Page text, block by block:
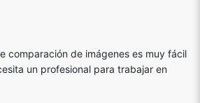
comparación de imágenes es muy fácil
un profesional para trabajar en